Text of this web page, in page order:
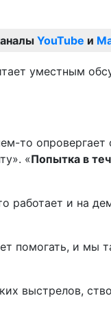
YouTube и
уместным
то
«Попытка в
работает и на
помогать, и мы
выстрелов,